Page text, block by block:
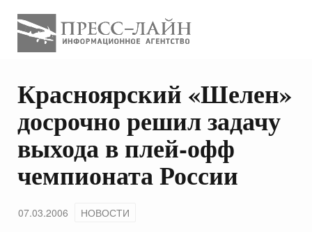
Красноярский «Шелен»
досрочно решил задачу
выхода в плей-офф
чемпионата России
07.03.2006 НОВОСТИ